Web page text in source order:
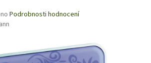
Podrobnosti hodnocení